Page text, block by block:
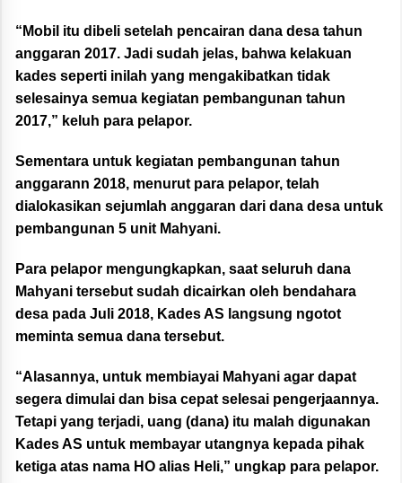
“Mobil itu dibeli setelah pencairan dana desa tahun
anggaran 2017. Jadi sudah jelas, bahwa kelakuan
kades seperti inilah yang mengakibatkan tidak
selesainya semua kegiatan pembangunan tahun
2017,” keluh para pelapor.
Sementara untuk kegiatan pembangunan tahun
anggarann 2018, menurut para pelapor, telah
dialokasikan sejumlah anggaran dari dana desa untuk
pembangunan 5 unit Mahyani.
Para pelapor mengungkapkan, saat seluruh dana
Mahyani tersebut sudah dicairkan oleh bendahara
desa pada Juli 2018, Kades AS langsung ngotot
meminta semua dana tersebut.
“Alasannya, untuk membiayai Mahyani agar dapat
segera dimulai dan bisa cepat selesai pengerjaannya.
Tetapi yang terjadi, uang (dana) itu malah digunakan
Kades AS untuk membayar utangnya kepada pihak
ketiga atas nama HO alias Heli,” ungkap para pelapor.